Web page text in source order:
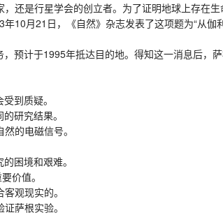
是行星学会的创立者。为了证明地球上存在
10月21日，《自然》杂志发表了这项题为“从
于1995年抵达目的地。得知这一消息后，萨
到质疑。
研究结果。
的电磁信号。
困境和艰难。
价值。
观现实的。
萨根实验。